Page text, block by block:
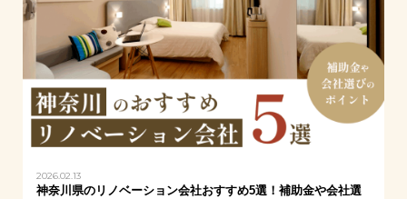
2026.02.13
神奈川県のリノベーション会社おすすめ5選！補助金や会社選